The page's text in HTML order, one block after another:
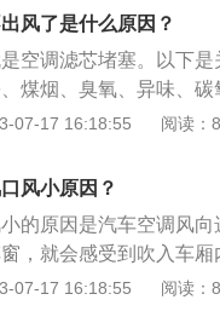
题，后排空调出风口的
师傅处理。4、空调阀
下阀门有没有关闭。
决办法：这种情况下
需要及时的修理，或者
出风，也要及时的检
是更换，也能够解决
风道都是塑料件，一
路故障:空调管路或电
不能产生风。
风了是什么原因？
空调滤芯堵塞。以下
煤烟、臭氧、异味、
璃不会蒙上水蒸气、
空调滤芯多久更换一
07-17 16:18:55 阅读：
风小原因？
的原因是汽车空调风
，就会感受到吹入车
降，汽车空调送出的
07-17 16:18:55 阅读：